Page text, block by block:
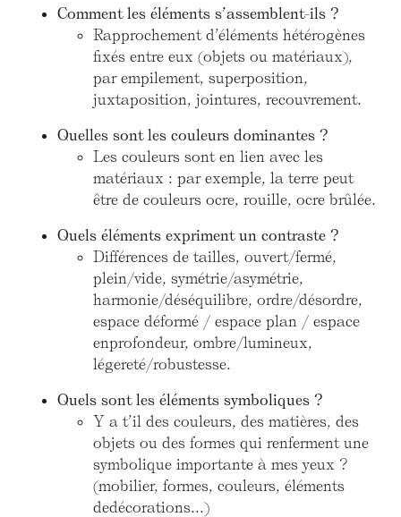
Comment les éléments s’assemblent-ils ?
Rapprochement d’éléments hétérogènes
fixés entre eux (objets ou matériaux),
par empilement, superposition,
juxtaposition, jointures, recouvrement.
Quelles sont les couleurs dominantes ?
Les couleurs sont en lien avec les
matériaux : par exemple, la terre peut
être de couleurs ocre, rouille, ocre brûlée.
Quels éléments expriment un contraste ?
Différences de tailles, ouvert/fermé,
plein/vide, symétrie/asymétrie,
harmonie/déséquilibre, ordre/désordre,
espace déformé / espace plan / espace
enprofondeur, ombre/lumineux,
légereté/robustesse.
Quels sont les éléments symboliques ?
Y a t’il des couleurs, des matières, des
objets ou des formes qui renferment une
symbolique importante à mes yeux ?
(mobilier, formes, couleurs, éléments
dedécorations...)